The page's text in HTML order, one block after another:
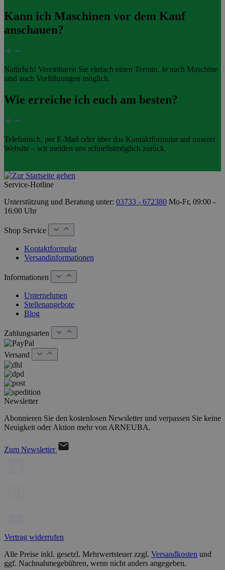
Kann ich Maschinen vor dem Kauf
anschauen?
Natürlich! Vereinbaren Sie einfach einen Termin. Je nach Maschine
sind auch Vorführungen möglich.
Wie erreiche ich euch am besten?
Telefonisch, per E-Mail oder über das Kontaktformular auf unserer
Website – wir melden uns schnellstmöglich zurück.
Service-Hotline
Unterstützung und Beratung unter: 03733 - 672380 Mo-Fr, 09:00 -
16:00 Uhr
Shop Service
Kontaktformular
Versandinformationen
Informationen
Unternehmen
Stellenangebote
Blog
Zahlungsarten
Versand
Newsletter
Abonnieren Sie den kostenlosen Newsletter und verpassen Sie keine
Neuigkeit oder Aktion mehr von ARNEUBA.
Zum Newsletter
Vertrag widerrufen
Alle Preise inkl. gesetzl. Mehrwertsteuer zzgl. Versandkosten und
ggf. Nachnahmegebühren, wenn nicht anders angegeben.